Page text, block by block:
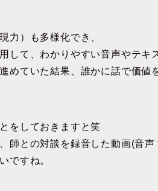
力）も多様化でき、
して、わかりやすい音声やテキ
めていた結果、誰かに話で価値
をしておきますと笑
師との対談を録音した動画(音声
ですね。